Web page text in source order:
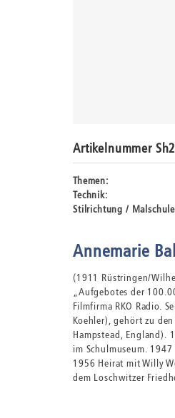
Artikelnummer
Themen:
Technik:
Stilrichtung /
Annemarie
(1911 Rüstringen/
„Aufgebotes der
Filmfirma RKO Radio.
Koehler), gehört zu
Hampstead, England).
im Schulmuseum.
1956 Heirat mit Willy
dem Loschwitzer